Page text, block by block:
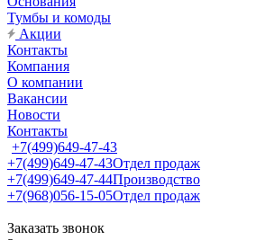
Тумбы и комоды
Акции
Контакты
Компания
О компании
Вакансии
Новости
Контакты
+7(499)649-47-43
+7(499)649-47-43Отдел продаж
+7(499)649-47-44Производство
+7(968)056-15-05Отдел продаж
Заказать звонок